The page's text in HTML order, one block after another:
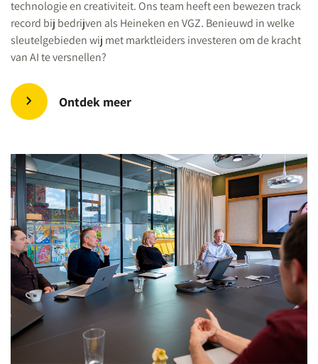
technologie en creativiteit. Ons team heeft een bewezen track
record bij bedrijven als Heineken en VGZ. Benieuwd in welke
sleutelgebieden wij met marktleiders investeren om de kracht
van AI te versnellen?
Ontdek meer